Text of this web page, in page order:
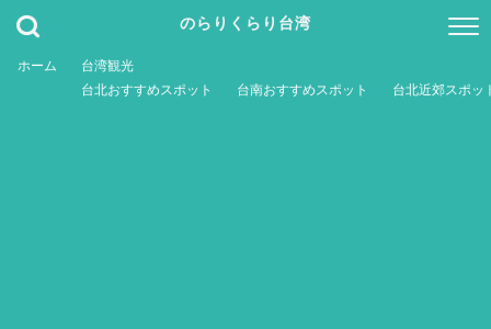
のらりくらり台湾
ホーム
台湾観光
台北おすすめスポット
台南おすすめスポット 台北近郊スポッ